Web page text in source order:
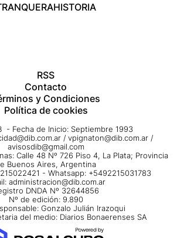
HISTORIA
RSS
Contacto
y Condiciones
Política de cookies
- Fecha de Inicio: Septiembre 1993
/ vpignaton@dib.com.ar /
avisosdib@gmail.com
Calle 48 Nº 726 Piso 4, La Plata; Provincia
Buenos Aires, Argentina
- Whatsapp: +5492215031783
administracion@dib.com.ar
DNDA Nº 32644856
Nº de edición: 9.890
Gonzalo Julián Irazoqui
del medio: Diarios Bonaerenses SA